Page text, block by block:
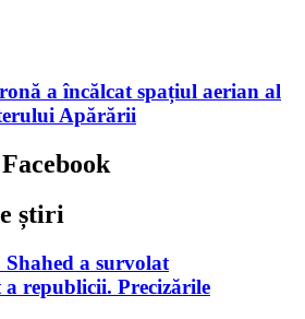
a încălcat spațiul aerian al
Apărării
știri
a survolat
a republicii. Precizările